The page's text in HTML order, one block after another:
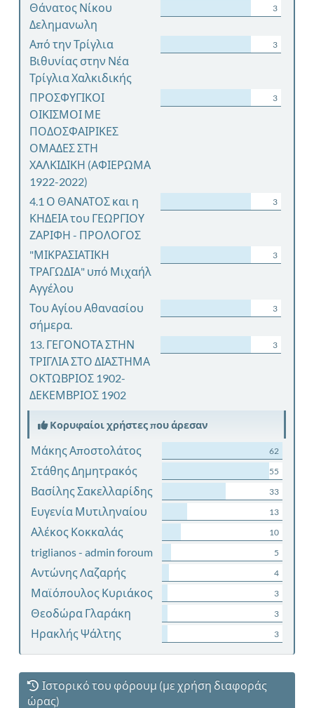
Θάνατος Νίκου
Δελημανωλη
3
Από την Τρίγλια
Βιθυνίας στην Νέα
Τρίγλια Χαλκιδικής
3
ΠΡΟΣΦΥΓΙΚΟΙ
ΟΙΚΙΣΜΟΙ ΜΕ
ΠΟΔΟΣΦΑΙΡΙΚΕΣ
ΟΜΑΔΕΣ ΣΤΗ
ΧΑΛΚΙΔΙΚΗ (ΑΦΙΕΡΩΜΑ
1922-2022)
3
4.1 Ο ΘΑΝΑΤΟΣ και η
ΚΗΔΕΙΑ του ΓΕΩΡΓΙΟΥ
ΖΑΡΙΦΗ - ΠΡΟΛΟΓΟΣ
3
"ΜΙΚΡΑΣΙΑΤΙΚΗ
ΤΡΑΓΩΔΙΑ" υπό Μιχαήλ
Αγγέλου
3
Του Αγίου Αθανασίου
σήμερα.
3
13. ΓΕΓΟΝΟΤΑ ΣΤΗΝ
ΤΡΙΓΛΙΑ ΣΤΟ ΔΙΑΣΤΗΜΑ
ΟΚΤΩΒΡΙΟΣ 1902-
ΔΕΚΕΜΒΡΙΟΣ 1902
3
Κορυφαίοι χρήστες που άρεσαν
Μάκης Αποστολάτος 62
Στάθης Δημητρακός 55
Βασίλης Σακελλαρίδης 33
Ευγενία Μυτιληναίου 13
Αλέκος Κοκκαλάς 10
triglianos - admin foroum 5
Αντώνης Λαζαρής 4
Μαϊόπουλος Κυριάκος 3
Θεοδώρα Γλαράκη 3
Ηρακλής Ψάλτης 3
Ιστορικό του φόρουμ (με χρήση διαφοράς
ώρας)